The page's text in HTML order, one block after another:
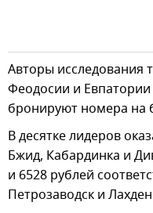
Авторы исследования
Феодосии и
бронируют номера на
В десятке лидеров
Бжид, Кабардинка и
и 6528 рублей
Петрозаводск и